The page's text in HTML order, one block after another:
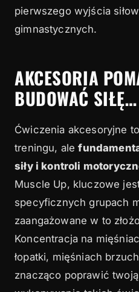
4 W telegraficznym
pierwszego wyjścia
gimnastycznych.
AKCESORIA
BUDOWAĆ SIŁĘ…
Ćwiczenia akcesoryjne
treningu, ale
siły i kontroli
Muscle Up, kluczowe
specyficznych grupach
zaangażowane w to
Koncentracja na
łopatki, mięśniach
znacząco poprawić